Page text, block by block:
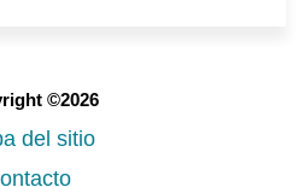
©2026
del sitio